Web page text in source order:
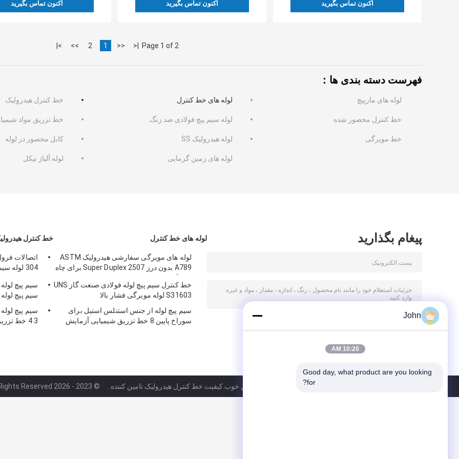
اکنون تماس بگیرید اکنون تماس بگیرید اکنون تماس بگیرید
Page 1 of 2
|<
<<
1
2
>>
>|
فهرست دسته بندی ها：
خط کنترل هیدرولیک لوله های خط کنترل لوله های مارپیچ
خط تزریق مواد لوله سیم پیچ فولادی ضد زنگ خط کنترل محصور شده
کابل محصور در لوله لوله هیدرولیک SS خط مویرگی
لوله آلیاژ نیکل لوله های زمین گرمایی
خط کنترل
304
سیم پیچ
سیم پیچ
3 4 خط تزریق شیمیایی SS316L
لوله های خط کنترل
لوله های مویرگی سفارشی هیدرولیک ASTM
A789 بدون درز Super Duplex 2507 برای چاه
خط کنترل سیم پیچ لوله فولادی صنعت گاز UNS
S31603 لوله مویرگی فشار بالا
سیم پیچ لوله از جنس استنلس استیل برای
سوراخ پایین 8 خط تزریق شیمیایی آزمایش
پیغام بگذارید
سیاست حفظ حریم خصوصی | چین خوب کیفیت خط کنترل هیدرولیک تامین کننده. © 2023 - 2026 Suzhou Meilong Tube Co., Ltd.. All Rights Reserved.
John
10:20 AM
Good day, what product are you looking
for?